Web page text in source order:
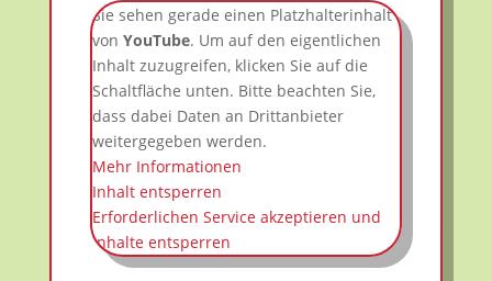
Sie sehen gerade einen Platzhalterinhalt
vonYouTube. Um auf den eigentlichen
Inhalt zuzugreifen, klicken Sie auf die
Schaltfläche unten. Bitte beachten Sie,
dass dabei Daten an Drittanbieter
weitergegeben werden.
Mehr Informationen
Inhalt entsperren
Erforderlichen Service akzeptieren und
Inhalte entsperren